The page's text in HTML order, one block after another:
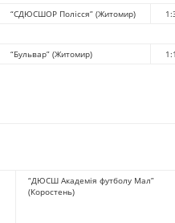
“СДЮСШОР Полісся” (Житомир)
“Бульвар” (Житомир)
“ДЮСШ Академія футболу Мал”
(Коростень)